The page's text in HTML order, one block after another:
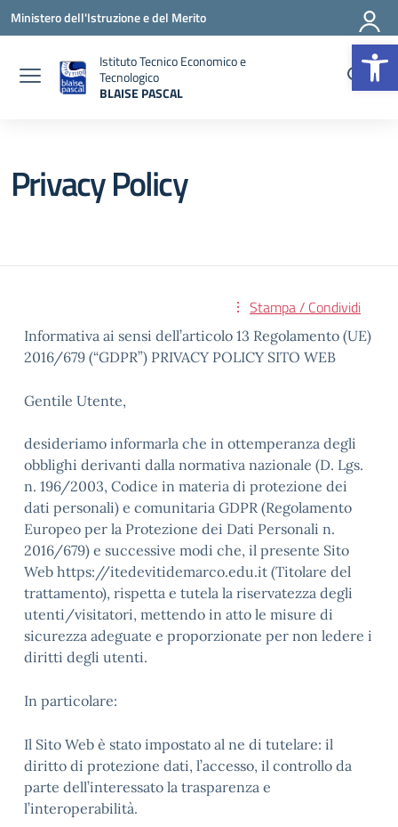
Vai ai contenuti
Vai al menu di navigazione
Vai al footer
Ministero dell'Istruzione e del Merito
Istituto Tecnico Economico e
Tecnologico
BLAISE PASCAL
Privacy Policy
Stampa / Condividi
Informativa ai sensi dell’articolo 13 Regolamento (UE)
2016/679 (“GDPR”) PRIVACY POLICY SITO WEB
Gentile Utente,
desideriamo informarla che in ottemperanza degli
obblighi derivanti dalla normativa nazionale (D. Lgs.
n. 196/2003, Codice in materia di protezione dei
dati personali) e comunitaria GDPR (Regolamento
Europeo per la Protezione dei Dati Personali n.
2016/679) e successive modi che, il presente Sito
Web https://itedevitidemarco.edu.it (Titolare del
trattamento), rispetta e tutela la riservatezza degli
utenti/visitatori, mettendo in atto le misure di
sicurezza adeguate e proporzionate per non ledere i
diritti degli utenti.
In particolare:
Il Sito Web è stato impostato al ne di tutelare: il
diritto di protezione dati, l’accesso, il controllo da
parte dell’interessato la trasparenza e
l’interoperabilità.